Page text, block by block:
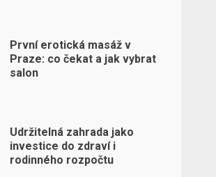
První erotická masáž v
Praze: co čekat a jak vybrat
salon
Udržitelná zahrada jako
investice do zdraví i
rodinného rozpočtu